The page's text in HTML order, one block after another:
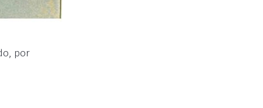
por